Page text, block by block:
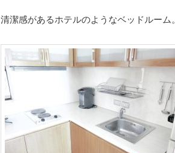
清潔感があるホテルのようなベッドルーム。